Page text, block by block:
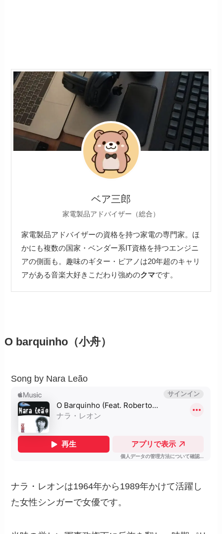
ベア三郎
家電製品アドバイザー（総合）
家電製品アドバイザーの資格を持つ家電の専門家。ほ
かにも複数の国家・ベンダー系IT資格を持つエンジニ
アの側面も。趣味のギター・ピアノは20年超のキャリ
アがある音楽大好きこだわり強めのクマです。
O barquinho（小舟）
Song by Nara Leão
ナラ・レオンは1964年から1989年かけて活躍し
た女性シンガーで女優です。